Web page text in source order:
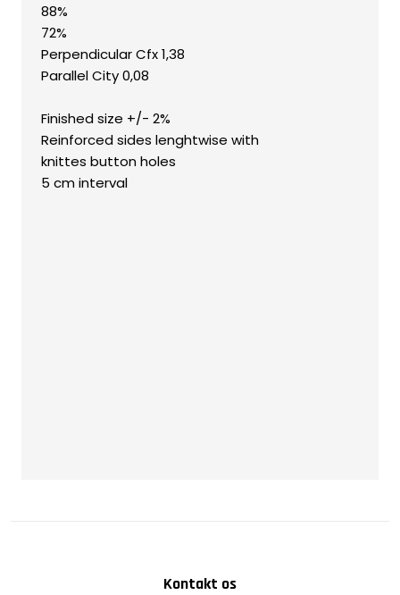
​88%
​72%
Perpendicular Cfx 1,38
​Parallel City 0,08
​Finished size +/- 2%
​Reinforced sides lenghtwise with
​knittes button holes
​5 cm interval
Kontakt os